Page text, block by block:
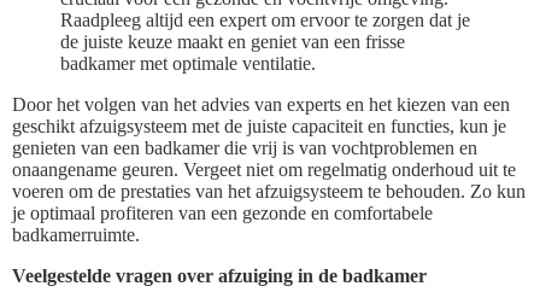
Raadpleeg altijd een expert om ervoor te zorgen dat je
de juiste keuze maakt en geniet van een frisse
badkamer met optimale ventilatie.
Door het volgen van het advies van experts en het kiezen van een
geschikt afzuigsysteem met de juiste capaciteit en functies, kun je
genieten van een badkamer die vrij is van vochtproblemen en
onaangename geuren. Vergeet niet om regelmatig onderhoud uit te
voeren om de prestaties van het afzuigsysteem te behouden. Zo kun
je optimaal profiteren van een gezonde en comfortabele
badkamerruimte.
Veelgestelde vragen over afzuiging in de badkamer